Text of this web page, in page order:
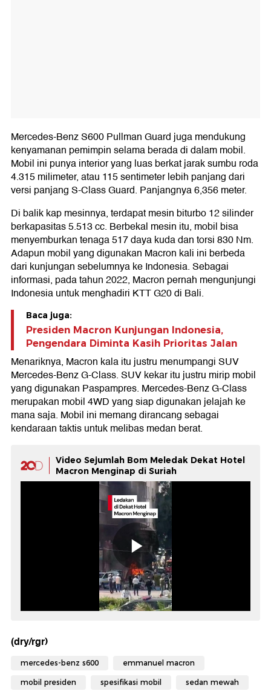
Mercedes-Benz S600 Pullman Guard juga mendukung
kenyamanan pemimpin selama berada di dalam mobil.
Mobil ini punya interior yang luas berkat jarak sumbu roda
4.315 milimeter, atau 115 sentimeter lebih panjang dari
versi panjang S-Class Guard. Panjangnya 6,356 meter.
Di balik kap mesinnya, terdapat mesin biturbo 12 silinder
berkapasitas 5.513 cc. Berbekal mesin itu, mobil bisa
menyemburkan tenaga 517 daya kuda dan torsi 830 Nm.
Adapun mobil yang digunakan Macron kali ini berbeda
dari kunjungan sebelumnya ke Indonesia. Sebagai
informasi, pada tahun 2022, Macron pernah mengunjungi
Indonesia untuk menghadiri KTT G20 di Bali.
Baca juga:
Presiden Macron Kunjungan Indonesia,
Pengendara Diminta Kasih Prioritas Jalan
Menariknya, Macron kala itu justru menumpangi SUV
Mercedes-Benz G-Class. SUV kekar itu justru mirip mobil
yang digunakan Paspampres. Mercedes-Benz G-Class
merupakan mobil 4WD yang siap digunakan jelajah ke
mana saja. Mobil ini memang dirancang sebagai
kendaraan taktis untuk melibas medan berat.
Video Sejumlah Bom Meledak Dekat Hotel
Macron Menginap di Suriah
(dry/rgr)
mercedes-benz s600 emmanuel macron
mobil presiden spesifikasi mobil sedan mewah